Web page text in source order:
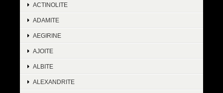
ACTINOLITE
ADAMITE
AEGIRINE
AJOITE
ALBITE
ALEXANDRITE